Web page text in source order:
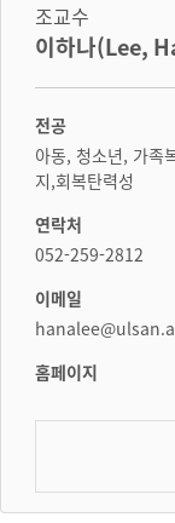
조교수
이하나(Lee,
전공
아동, 청소년, 가족
지,회복탄력성
연락처
052-259-2812
이메일
홈페이지